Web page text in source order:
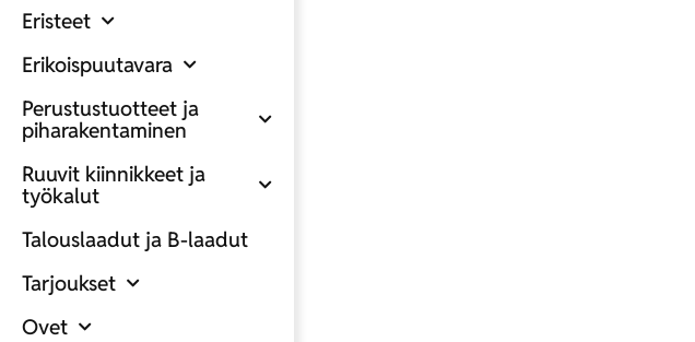
Eristeet
Erikoispuutavara
Perustustuotteet ja
piharakentaminen
Ruuvit kiinnikkeet ja
työkalut
Talouslaadut ja B-laadut
Tarjoukset
Ovet